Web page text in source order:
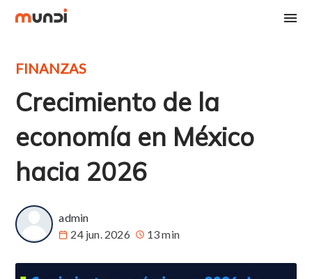
FINANZAS
Crecimiento de la
economía en México
hacia 2026
admin
24 jun. 2026
13 min